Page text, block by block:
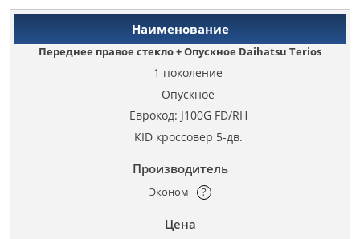
Переднее правое стекло + Опускное Daihatsu Terios
1 поколение
Опускное
Еврокод: J100G FD/RH
KID кроссовер 5-дв.
Эконом ?